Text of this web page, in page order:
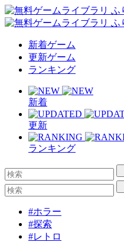
新着ゲーム
更新ゲーム
ランキング
新着
更新
ランキング
#ホラー
#探索
#レトロ